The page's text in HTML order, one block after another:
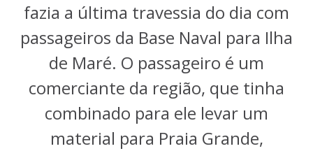
fazia a última travessia do dia com
passageiros da Base Naval para Ilha
de Maré. O passageiro é um
comerciante da região, que tinha
combinado para ele levar um
material para Praia Grande,